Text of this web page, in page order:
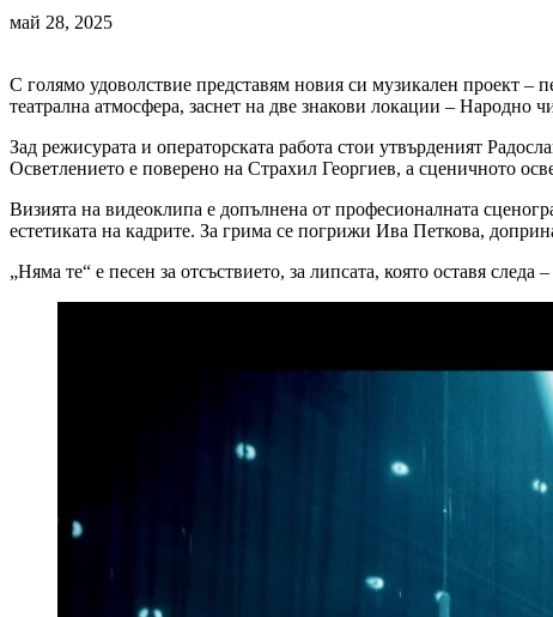
май 28, 2025
С голямо удоволствие представям новия си музикален проект –
театрална атмосфера, заснет на две знакови локации –
Зад режисурата и операторската работа стои утвърденият
Осветлението е поверено на Страхил Георгиев, а сценичното
Визията на видеоклипа е допълнена от професионалната
естетиката на кадрите. За грима се погрижи Ива Петкова,
„Няма те“ е песен за отсъствието, за липсата, която оставя